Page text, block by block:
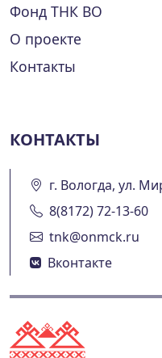
Фонд ТНК ВО
О проекте
Контакты
КОНТАКТЫ
г. Вологда, ул.
8(8172) 72-13-60
tnk@onmck.ru
Вконтакте